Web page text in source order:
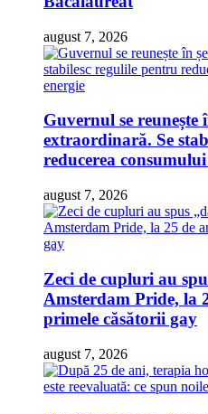
august 7, 2026
Guvernul se reunește
extraordinară. Se
reducerea
august 7, 2026
Zeci de cupluri au
Amsterdam Pride, la
primele căsătorii gay
august 7, 2026